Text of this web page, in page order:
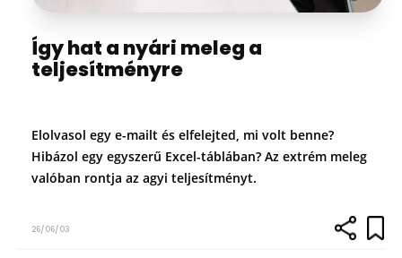
Így hat a nyári meleg a
teljesítményre
Elolvasol egy e-mailt és elfelejted, mi volt benne?
Hibázol egy egyszerű Excel-táblában? Az extrém meleg
valóban rontja az agyi teljesítményt.
26/06/03